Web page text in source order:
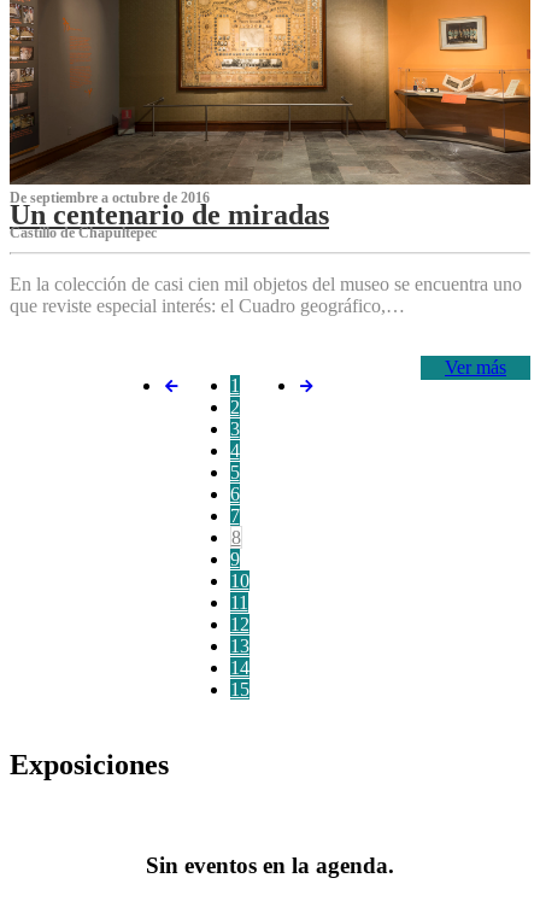
De septiembre a octubre de 2016
Un centenario de miradas
Castillo de Chapultepec
En la colección de casi cien mil objetos del museo se encuentra uno
que reviste especial interés: el Cuadro geográfico,…
Ver más
1
2
3
4
5
6
7
8
9
10
11
12
13
14
15
Exposiciones
Sin eventos en la agenda.